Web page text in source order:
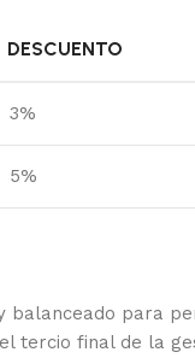
DESCUENTO
3%
5%
balanceado para
tercio final de la